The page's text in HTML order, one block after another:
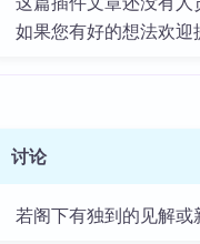
如果您有好的想法欢迎
讨论
若阁下有独到的见解或